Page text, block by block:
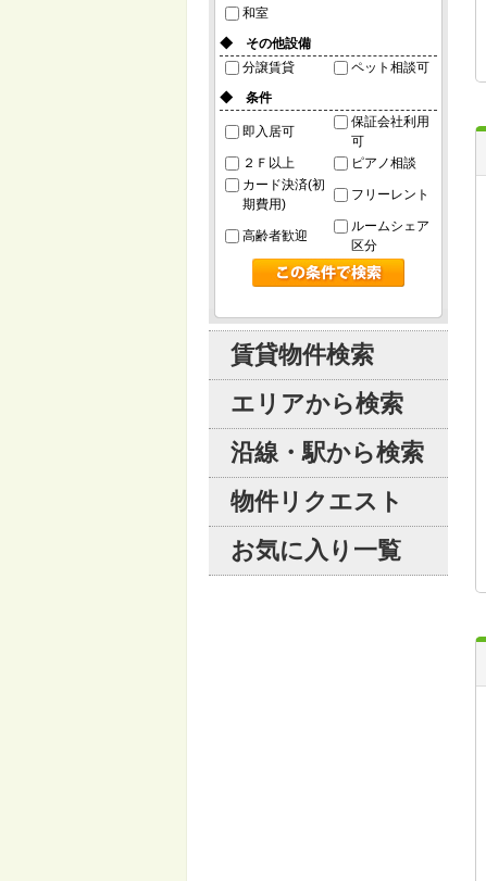
和室
◆ その他設備
分譲賃貸
ペット相談可
◆ 条件
即入居可
保証会社利用
可
２Ｆ以上
ピアノ相談
カード決済(初
期費用)
フリーレント
高齢者歓迎
ルームシェア
区分
賃貸物件検索
エリアから検索
沿線・駅から検索
物件リクエスト
お気に入り一覧